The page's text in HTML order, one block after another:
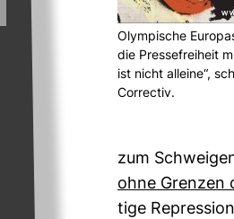
Olym­pi­sche
die Pres­se­frei­heit
ist nicht alleine“,
Cor­rectiv.
zum
ohne Grenzen
tige